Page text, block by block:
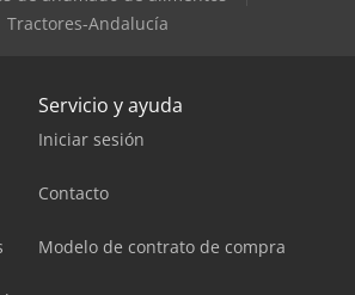
Tractores-Andalucía
Servicio y ayuda
Iniciar sesión
Contacto
Modelo de contrato de compra